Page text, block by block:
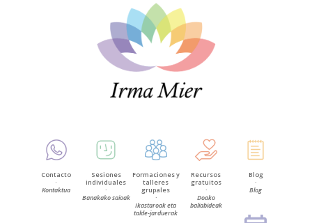
Contacto
·
Kontaktua
Sesiones
individuales
·
Banakako saioak
Formaciones y
talleres
grupales
·
Ikastaroak eta
talde-jarduerak
Recursos
gratuitos
·
Doako
baliabideak
Blog
·
Blog